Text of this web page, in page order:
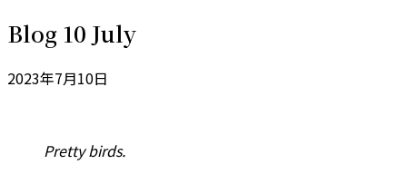
Blog 10 July
2023年7月10日
Pretty birds.